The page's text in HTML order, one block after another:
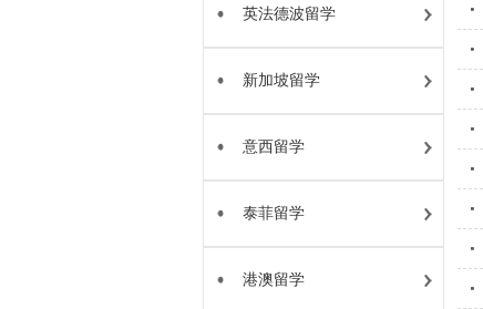
英法德波留学
新加坡留学
意西留学
泰菲留学
港澳留学